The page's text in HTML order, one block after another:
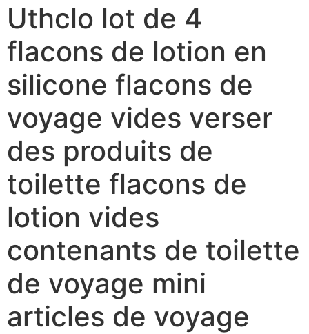
Uthclo lot de 4
flacons de lotion en
silicone flacons de
voyage vides verser
des produits de
toilette flacons de
lotion vides
contenants de toilette
de voyage mini
articles de voyage